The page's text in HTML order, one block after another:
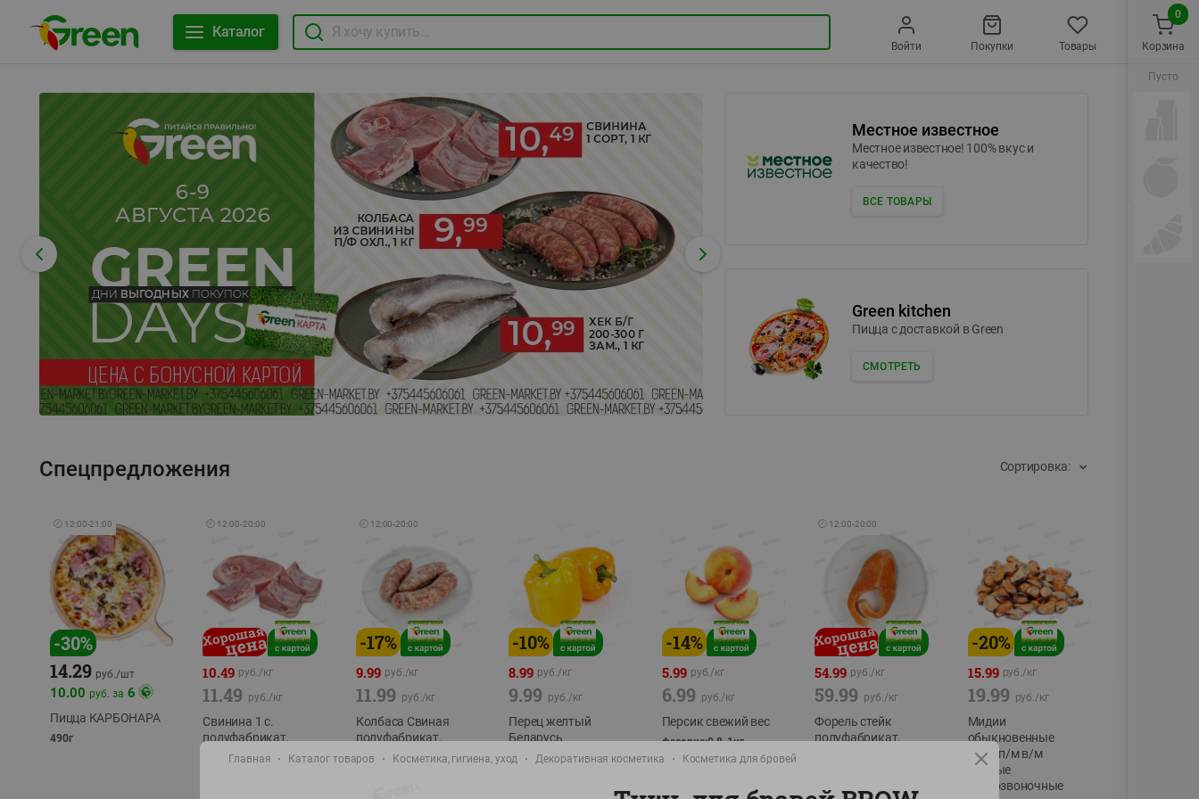
Каталог
Войти Покупки Товары
Местное известное
Местное известное! 100% вкус и
качество!
ВСЕ ТОВАРЫ
Green kitchen
Пицца c доставкой в Green
СМОТРЕТЬ
Спецпредложения Сортировка:
🕘 12:00-21:00
-30%
14.29 руб./шт
10.00 руб. за 6
Пицца КАРБОНАРА
490г
🕘 12:00-20:00
10.49 руб./кг
11.49 руб./кг
Свинина 1 с.
полуфабрикат,
охлажденный 1 кг
🕘 12:00-20:00
-17%
9.99 руб./кг
11.99 руб./кг
Колбаса Свиная
полуфабрикат,
охлажд
-10%
8.99 руб./кг
9.99 руб./кг
Перец желтый
Беларусь
фасовка: 0,3-0,7кг
-14%
5.99 руб./кг
6.99 руб./кг
Персик свежий вес
фасовка:0,8-1кг
🕘 12:00-20:00
54.99 руб./кг
59.99 руб./кг
Форель стейк
полуфабрикат,
-20%
15.99 руб./кг
19.99 руб./кг
Мидии
обыкновенные
мясо п/м в/м
водные
беспозвоночные
Корзина
0
Пусто
Главная Каталог товаров Косметика, гигиена, уход Декоративная косметика Косметика для бровей